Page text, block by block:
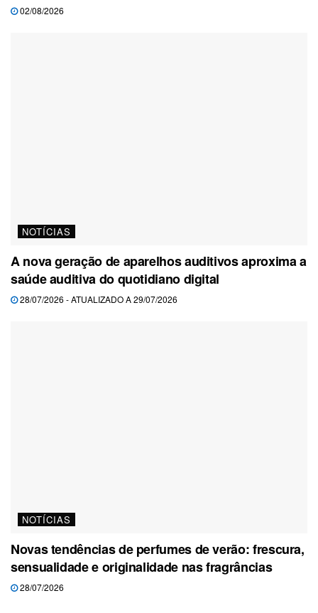
02/08/2026
NOTÍCIAS
A nova geração de aparelhos auditivos aproxima a
saúde auditiva do quotidiano digital
28/07/2026 - ATUALIZADO A 29/07/2026
NOTÍCIAS
Novas tendências de perfumes de verão: frescura,
sensualidade e originalidade nas fragrâncias
28/07/2026